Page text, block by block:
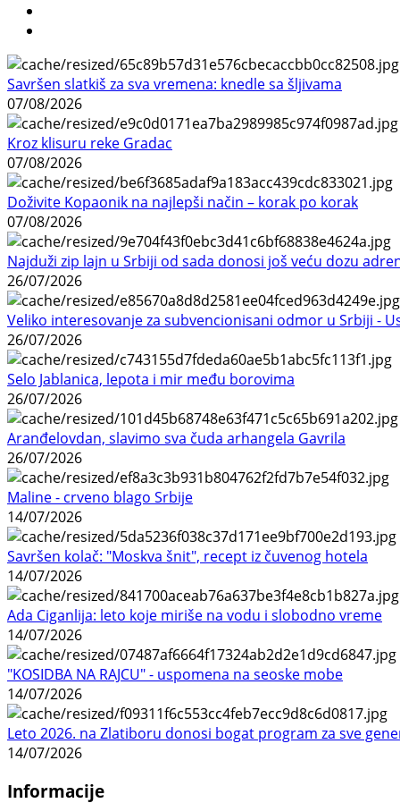
Savršen slatkiš za sva vremena: knedle sa šljivama
07/08/2026
Kroz klisuru reke Gradac
07/08/2026
Doživite Kopaonik na najlepši način – korak po korak
07/08/2026
Najduži zip lajn u Srbiji od sada donosi još veću dozu
26/07/2026
Veliko interesovanje za subvencionisani odmor u Srbiji -
26/07/2026
Selo Jablanica, lepota i mir među borovima
26/07/2026
Aranđelovdan, slavimo sva čuda arhangela Gavrila
26/07/2026
Maline - crveno blago Srbije
14/07/2026
Savršen kolač: "Moskva šnit", recept iz čuvenog hotela
14/07/2026
Ada Ciganlija: leto koje miriše na vodu i slobodno vreme
14/07/2026
"KOSIDBA NA RAJCU" - uspomena na seoske mobe
14/07/2026
Leto 2026. na Zlatiboru donosi bogat program za sve
14/07/2026
Informacije